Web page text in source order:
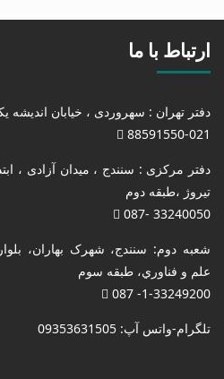
ارتباط با ما
دفتر تهران : سهروردی ، خیابان اندیشه یکم ، پلاک
88591550-021
دفتر مرکزی : سنندج ، میدان آزادی ،
تیروژ ،طبقه دوم
33240050 -087
شعبه دوم: سنندج، شهرک بهاران،
علم و فناوري، طبقه سوم
1-33249200- 087
تلگرام-واتس آپ: 09353631505